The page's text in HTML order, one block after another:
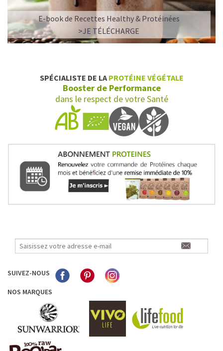
E-book de Recettes Healthy & Protéinées
>JE TÉLÉCHARGE
SPÉCIALISTE DE LA PROTÉINE VÉGÉTALE
Booster de Performance
dans le respect de votre Santé
SUIVEZ-NOUS
NOS MARQUES